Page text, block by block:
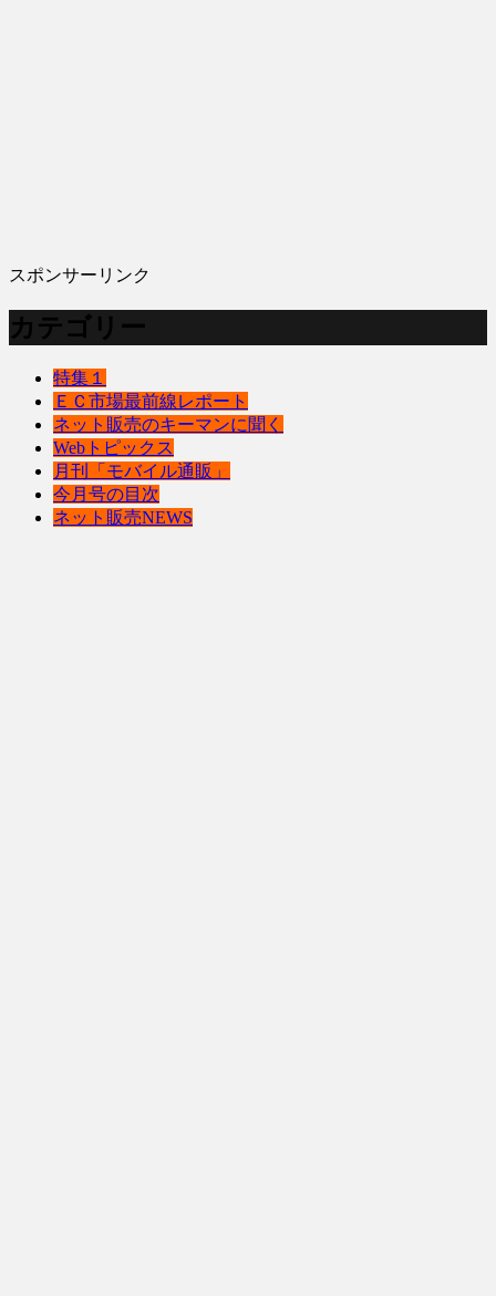
スポンサーリンク
カテゴリー
特集１
ＥＣ市場最前線レポート
ネット販売のキーマンに聞く
Webトピックス
月刊「モバイル通販」
今月号の目次
ネット販売NEWS